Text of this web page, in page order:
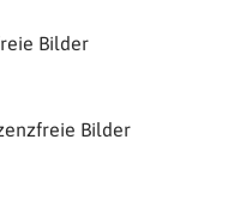
Bilder
Bilder